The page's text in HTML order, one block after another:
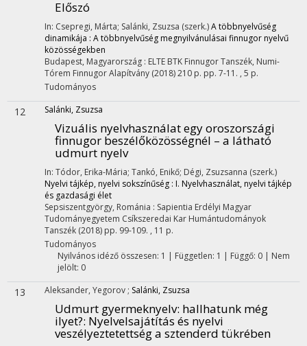
Előszó
In: Csepregi, Márta; Salánki, Zsuzsa (szerk.)A többnyelvűség
dinamikája : A többnyelvűség megnyilvánulásai finnugor nyelvű
közösségekben
Budapest, Magyarország : ELTE BTK Finnugor Tanszék, Numi-
Tórem Finnugor Alapítvány (2018)210 p. pp. 7-11. , 5 p.
Tudományos
12 Salánki, Zsuzsa
Vizuális nyelvhasználat egy oroszországi
finnugor beszélőközösségnél – a látható
udmurt nyelv
In: Tódor, Erika-Mária; Tankó, Enikő; Dégi, Zsuzsanna (szerk.)
Nyelvi tájkép, nyelvi sokszínűség : I. Nyelvhasználat, nyelvi tájkép
és gazdasági élet
Sepsiszentgyörgy, Románia : Sapientia Erdélyi Magyar
Tudományegyetem Csíkszeredai Kar Humántudományok
Tanszék (2018) pp. 99-109. , 11 p.
Tudományos
Nyilvános idéző összesen: 1 | Független: 1 | Függő: 0 | Nem
jelölt: 0
13 Aleksander, Yegorov ; Salánki, Zsuzsa
Udmurt gyermeknyelv: hallhatunk még
ilyet?: Nyelvelsajátítás és nyelvi
veszélyeztetettség a sztenderd tükrében